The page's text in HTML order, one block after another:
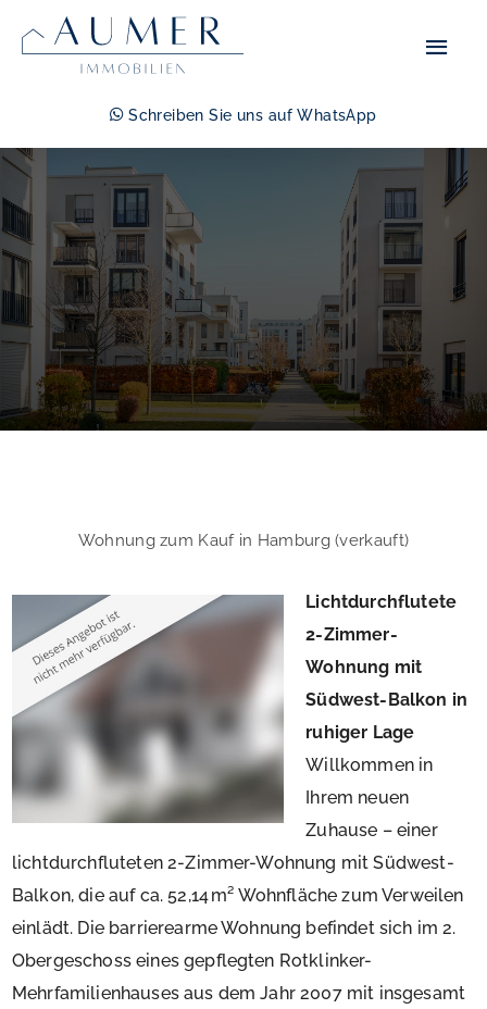
Schreiben Sie uns auf WhatsApp
Wohnung zum Kauf in Hamburg (verkauft)
Lichtdurchflutete
2-Zimmer-
Wohnung mit
Südwest-Balkon in
ruhiger Lage
Willkommen in
Ihrem neuen
Zuhause – einer
lichtdurchfluteten 2-Zimmer-Wohnung mit Südwest-
Balkon, die auf ca. 52,14 m² Wohnfläche zum Verweilen
einlädt. Die barrierearme Wohnung befindet sich im 2.
Obergeschoss eines gepflegten Rotklinker-
Mehrfamilienhauses aus dem Jahr 2007 mit insgesamt